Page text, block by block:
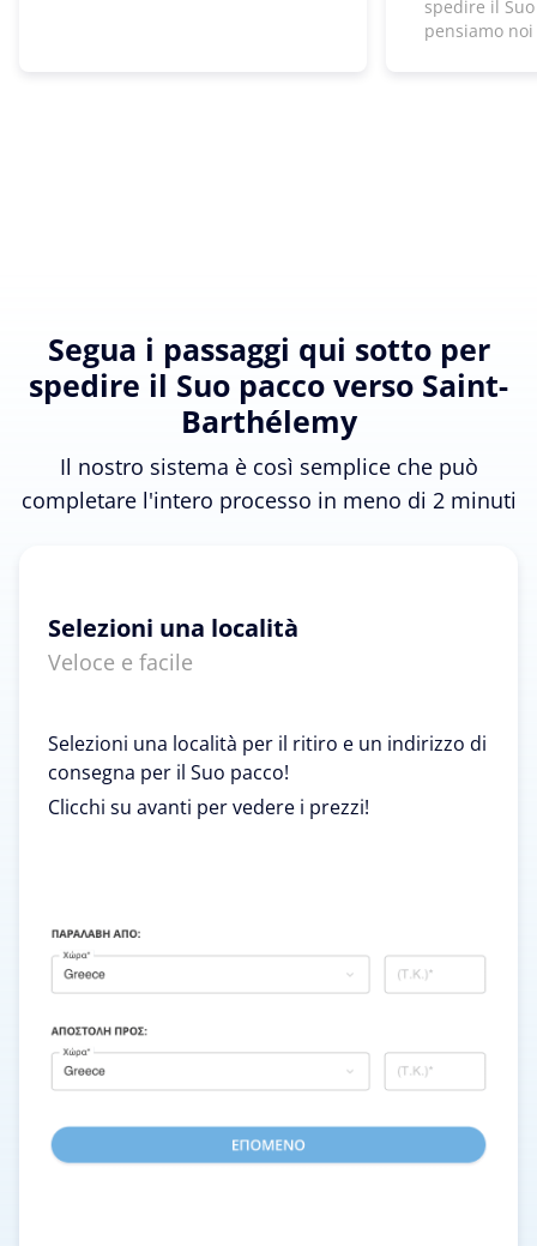
spedire il Suo
pensiamo noi
Segua i passaggi qui sotto per
spedire il Suo pacco verso Saint-
Barthélemy
Il nostro sistema è così semplice che può
completare l'intero processo in meno di 2 minuti
Selezioni una località
Veloce e facile
Selezioni una località per il ritiro e un indirizzo di
consegna per il Suo pacco!
Clicchi su avanti per vedere i prezzi!